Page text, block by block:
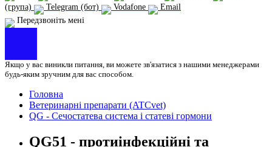
(група)
Telegram (бот) Vodafone
Email
Передзвоніть мені
Якщо у вас виникли питання, ви можете зв'язатися з нашими менеджерами
будь-яким зручним для вас способом.
Головна
Ветеринарні препарати (ATCvet)
QG - Сечостатева система і статеві гормони
QG51 - протиінфекційні та